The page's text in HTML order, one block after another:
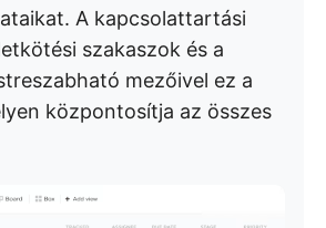
A kapcsolattartási
szakaszok és a
mezőivel ez a
központosítja az összes